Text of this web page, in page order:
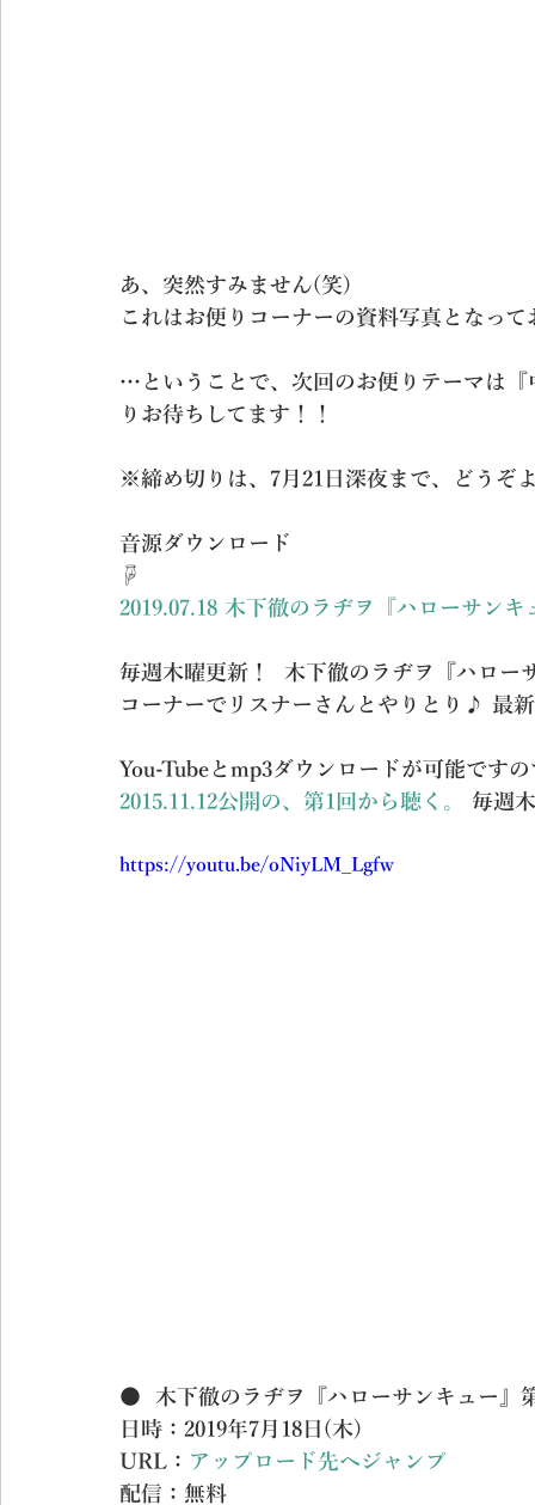
あ、突然すみません(笑)
これはお便りコーナーの資料写真とな
…ということで、次回のお便りテーマは
りお待ちしてます！！
※締め切りは、7月21日深夜まで、どうぞ
音源ダウンロード
☟
2019.07.18 木下徹のラヂヲ『ハローサン
毎週木曜更新！  木下徹のラヂヲ『ハロー
コーナーでリスナーさんとやりとり♪
You-Tubeとmp3ダウンロードが可能で
2015.11.12公開の、第1回から聴く。
毎週
https://youtu.be/oNiyLM_Lgfw
●  木下徹のラヂヲ『ハローサンキュー』
日時：2019年7月18日(木)
URL： アップロード先へジャンプ
配信：無料